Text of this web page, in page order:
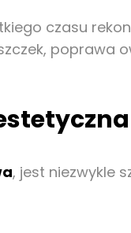
czasu
poprawa
, jest niezwykle